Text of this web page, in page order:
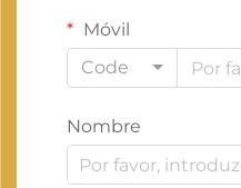
Móvil
Code
Nombre